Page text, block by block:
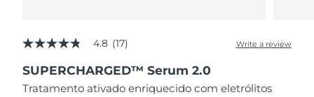
4.8
of
5
stars,
4.8 (17) Write a review
SUPERCHARGED™ Serum 2.0
Tratamento ativado enriquecido com eletrólitos